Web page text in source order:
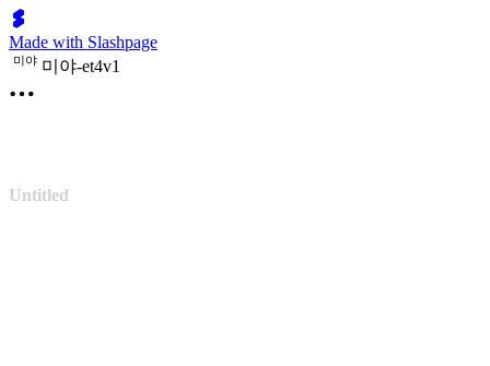
Made with Slashpage
미야 미야-et4v1
Untitled